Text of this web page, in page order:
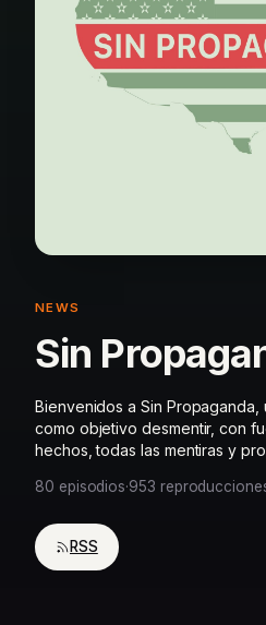
NEWS
Sin
Bienvenidos a Sin
como objetivo desmentir, con
hechos, todas las mentiras y
80 episodios·953
RSS